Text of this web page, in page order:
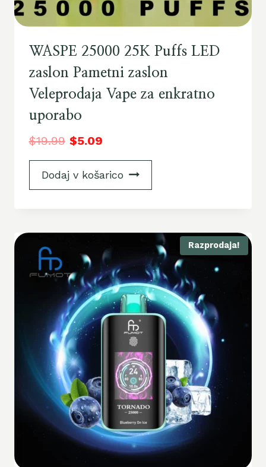
WASPE 25000 25K Puffs LED
zaslon Pametni zaslon
Veleprodaja Vape za enkratno
uporabo
$19.99 $5.09
Dodaj v košarico
Razprodaja!